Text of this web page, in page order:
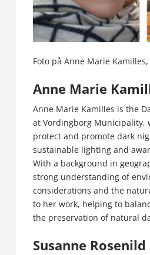
Foto på Anne Marie
Anne Marie
Anne Marie Kamilles is the
at Vordingborg Municipality,
protect and promote dark
sustainable lighting and
With a background in
strong understanding of
considerations and the
to her work, helping to
the preservation of natural
Susanne Rosenild